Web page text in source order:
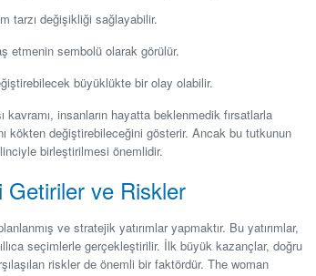
tarzı değişikliği sağlayabilir.
etmenin sembolü olarak görülür.
büyüklükte bir olay olabilir.
insanların hayatta beklenmedik fırsatlarla
kökten değiştirebileceğini gösterir. Ancak bu tutkunun
birleştirilmesi önemlidir.
Getiriler ve Riskler
ve stratejik yatırımlar yapmaktır. Bu yatırımlar,
seçimlerle gerçekleştirilir. İlk büyük kazançlar, doğru
riskler de önemli bir faktördür. The woman